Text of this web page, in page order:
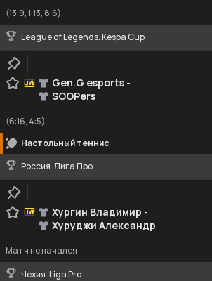
(13:9, 1:13, 8:6)
League of Legends. Kespa Cup
Gen.G esports -
SOOPers
(6:16, 4:5)
Настольный теннис
Россия. Лига Про
Хургин Владимир -
Хуруджи Александр
Матч не начался
Чехия. Liga Pro